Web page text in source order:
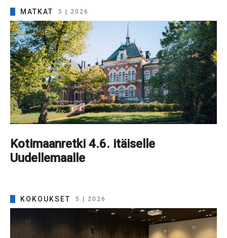
MATKAT 5 | 2026
Kotimaanretki 4.6. itäiselle
Uudellemaalle
KOKOUKSET 5 | 2026